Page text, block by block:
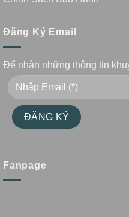
Đăng Ký Email
Để nhận những thông tin
Fanpage